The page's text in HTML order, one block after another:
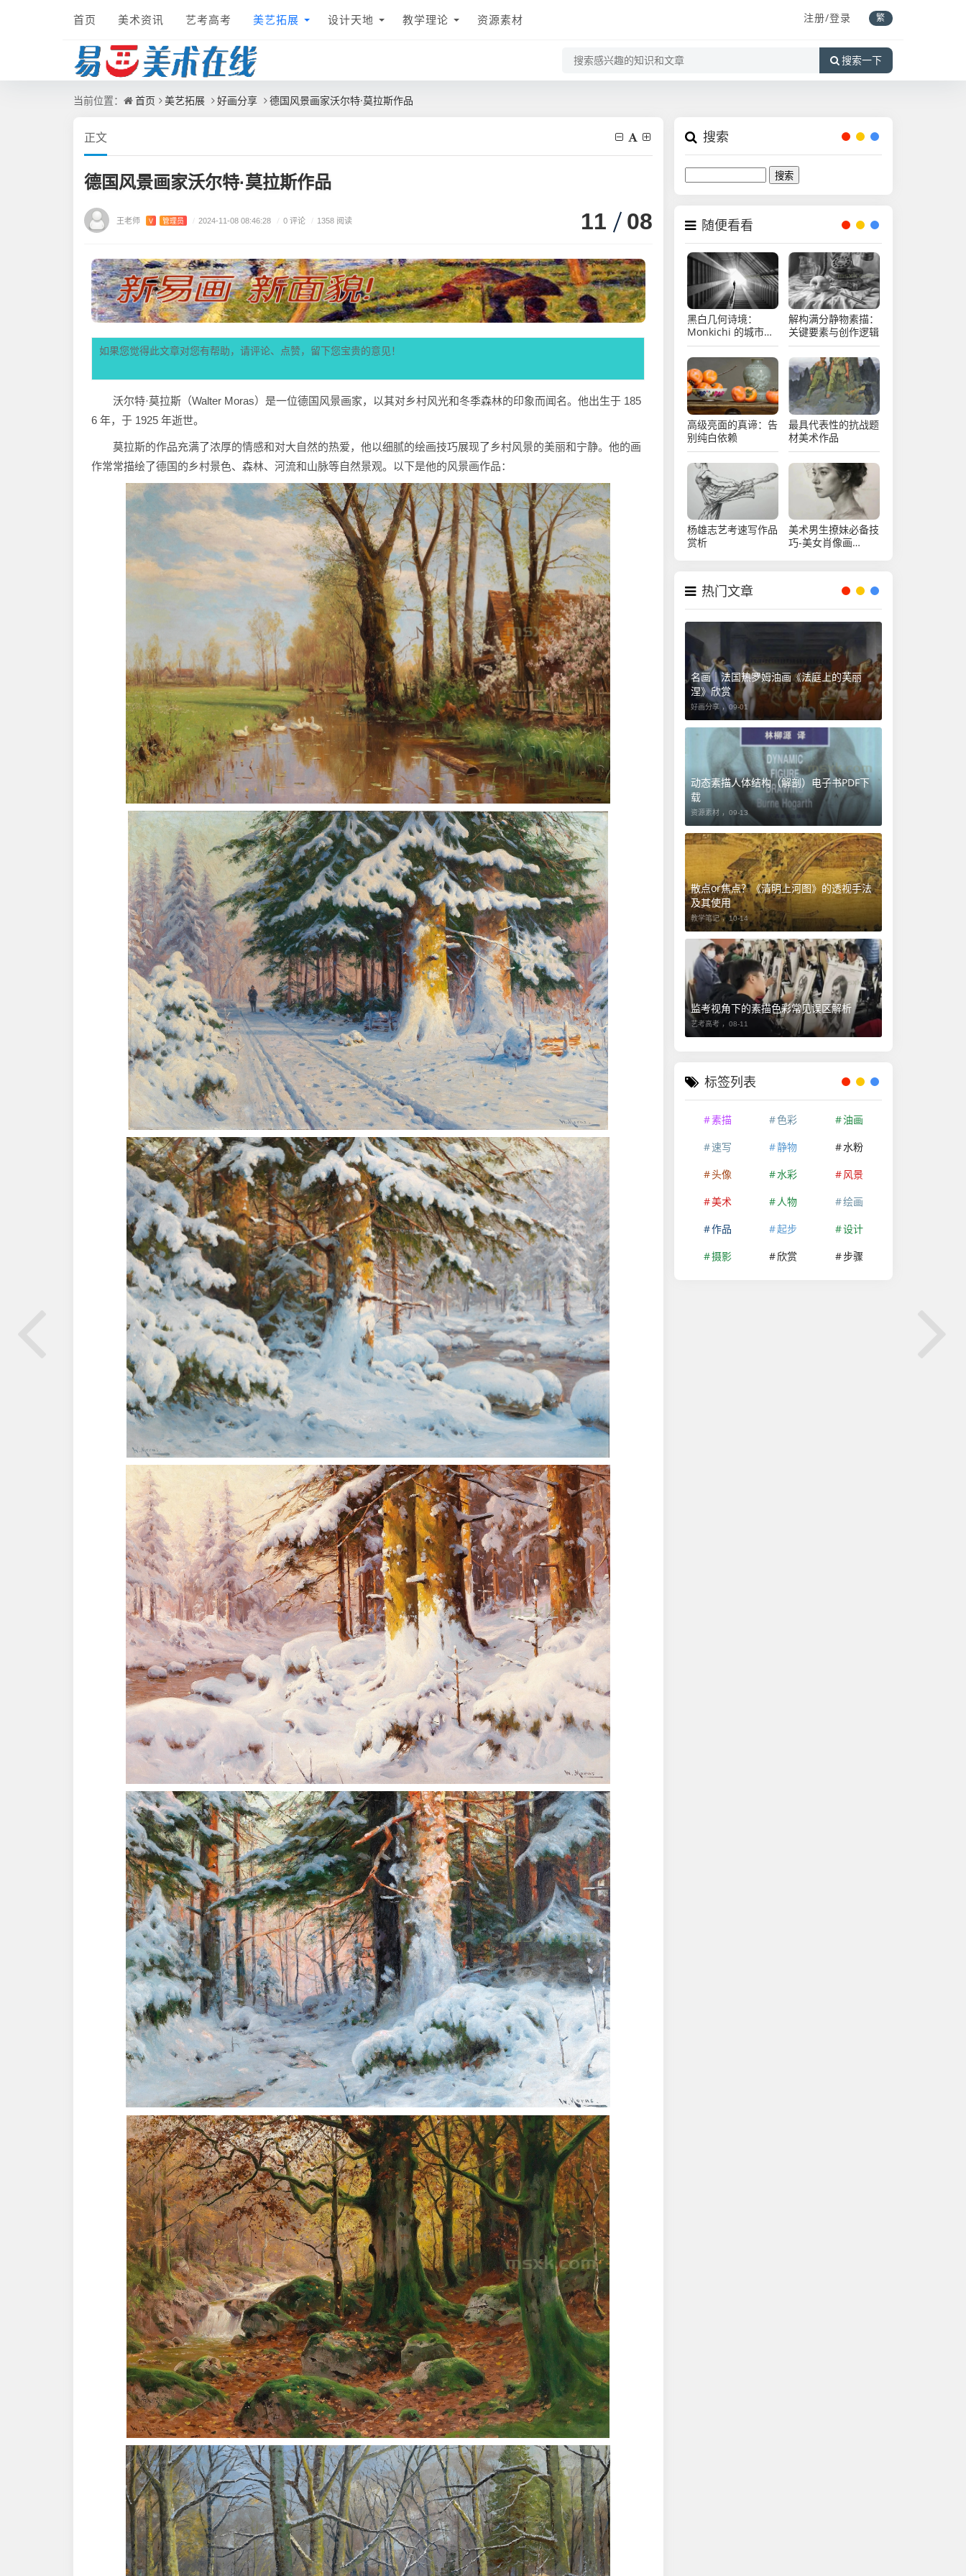
首页 美术资讯 艺考高考 美艺拓展 设计天地 教学理论 资源素材 注册/登录 繁
搜索一下
当前位置： 首页 美艺拓展 好画分享 德国风景画家沃尔特·莫拉斯作品
正文
德国风景画家沃尔特·莫拉斯作品
王老师 V 管理员 / 2024-11-08 08:46:28 / 0 评论 / 1358 阅读 11 08
如果您觉得此文章对您有帮助，请评论、点赞，留下您宝贵的意见！
沃尔特·莫拉斯（Walter Moras）是一位德国风景画家，以其对乡村风光和冬季森林的印象而闻名。他出生于 185
6 年，于 1925 年逝世。
莫拉斯的作品充满了浓厚的情感和对大自然的热爱，他以细腻的绘画技巧展现了乡村风景的美丽和宁静。他的画
作常常描绘了德国的乡村景色、森林、河流和山脉等自然景观。以下是他的风景画作品：
搜索
随便看看
黑白几何诗境：
Monkichi 的城市摄
影艺术
解构满分静物素描：
关键要素与创作逻辑
高级亮面的真谛：告
别纯白依赖
最具代表性的抗战题
材美术作品
杨雄志艺考速写作品
赏析
美术男生撩妹必备技
巧-美女肖像画
热门文章
名画｜法国热罗姆油画《法庭上的芙丽
涅》欣赏
好画分享 ，09-01
动态素描人体结构（解剖）电子书PDF下
载
资源素材 ， 09-13
​散点or焦点？《清明上河图》的透视手法
及其使用
教学笔记 ， 10-14
监考视角下的素描色彩常见误区解析
艺考高考 ， 08-11
标签列表
素描 色彩
油画
速写
静物
水粉
头像
水彩
风景
美术
人物
绘画
作品
起步
设计
摄影
欣赏 步骤